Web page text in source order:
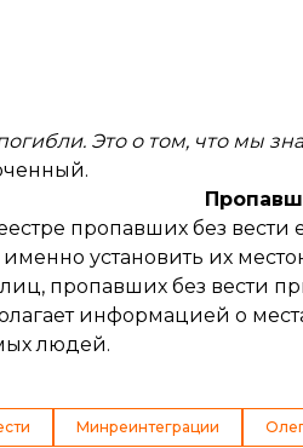
Это о том, что мы
пропавших без
установить их
пропавших без вести
информацией о
людей.
Минреинтеграции